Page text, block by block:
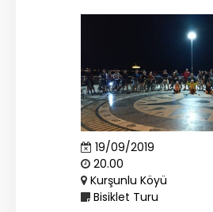
19/09/2019
20.00
Kurşunlu Köyü
Bisiklet Turu